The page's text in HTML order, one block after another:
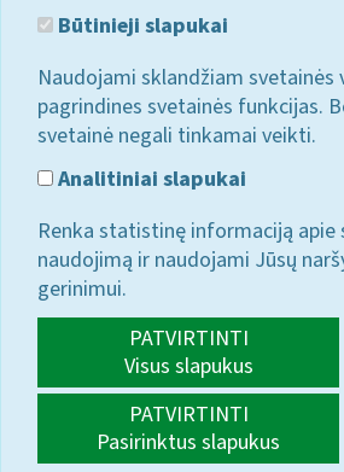
Būtinieji slapukai
Naudojami sklandžiam svetainės
pagrindines svetainės funkcijas.
svetainė negali tinkamai veikti.
Analitiniai slapukai
Renka statistinę informaciją apie
naudojimą ir naudojami Jūsų
gerinimui.
PATVIRTINTI
Visus slapukus
PATVIRTINTI
Pasirinktus slapukus